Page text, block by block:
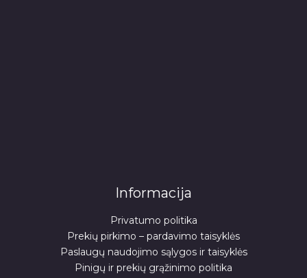
Informacija
Privatumo politika
Prekių pirkimo – pardavimo taisyklės
Paslaugų naudojimo sąlygos ir taisyklės
Pinigų ir prekių grąžinimo politika